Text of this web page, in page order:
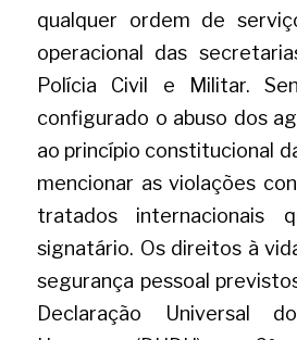
qualquer ordem de
operacional das
Polícia Civil e Militar.
configurado o abuso dos
ao princípio constitucional
mencionar as violações
tratados
signatário. Os direitos à
segurança pessoal
Declaração Universal